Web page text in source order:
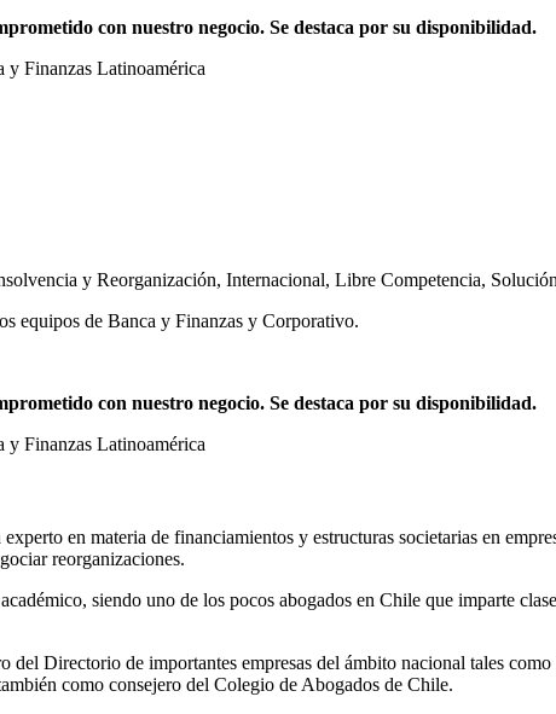
con nuestro negocio. Se destaca por su disponibilidad.
y Finanzas Latinoamérica
y Reorganización, Internacional, Libre Competencia,
equipos de Banca y Finanzas y Corporativo.
con nuestro negocio. Se destaca por su disponibilidad.
y Finanzas Latinoamérica
en materia de financiamientos y estructuras societarias en
reorganizaciones.
siendo uno de los pocos abogados en Chile que imparte
del Directorio de importantes empresas del ámbito nacional tales
como consejero del Colegio de Abogados de Chile.